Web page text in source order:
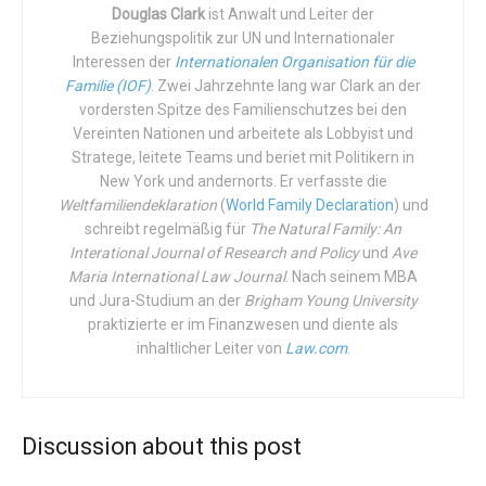
Mandanten Recht zu schaffen. Er will, dass sein Mandant
gewinnt, in der Hoffnung, dass das Gericht für die
Notwendigkeit einer Gesetzesänderung stimmen wird:
eine brisante Angelegenheit.
Die Lage ist so prekär, dass die Schottische
Familienpartei den Nachrichten auf ihren sozialen
Medienplattformen verbreitet hat und – wie man sich
vorstellen kann – harte Meinungsäußerungen nicht
ausblieben.
In den Medien bezeichnet ihre Mutter Ellie als „ein
fantastisches und lebhaftes Mädchen, das ihr ganzes
verliehenen Recht auf Leben ist das Bestreben der UN-
Charta von 1945, „den Glauben an die grundlegenden
Menschenrechte, an die Würde und den Wert der
menschlichen Person zu bekräftigen“ (Präambel), ein Ziel,
das mit der Allgemeinen Erklärung der Menschenrechte
von 1948 vorangetrieben wurde, als diese „die allen
Mitgliedern der menschlichen Familie innewohnende
Würde“ und „gleiche und unveräußerliche Rechte“
(Präambel) anerkannte und darauf bestand, dass „jeder
Mensch das Recht auf Leben, Freiheit und Sicherheit der
Person hat“ (Artikel 3). Die UNO ließ keinen Zweifel an der
Tragweite dieses Rechts, als sie in ihrer Erklärung der
Fürsorgemaßnahmen, einschließlich eines angemessenen
Douglas Clark ist Anwalt und Leiter der
Beziehungspolitik zur UN und Internationaler
Interessen der Internationalen Organisation für die
Familie (IOF). Zwei Jahrzehnte lang war Clark an der
vordersten Spitze des Familienschutzes bei den
Vereinten Nationen und arbeitete als Lobbyist und
Stratege, leitete Teams und beriet mit Politikern in
New York und andernorts. Er verfasste die
Weltfamiliendeklaration(World Family Declaration) und
schreibt regelmäßig für The Natural Family: An
Interational Journal of Research and Policyund Ave
Maria International Law Journal. Nach seinem MBA
und Jura-Studium an der Brigham Young University
praktizierte er im Finanzwesen und diente als
inhaltlicher Leiter von Law.com.
Discussion about this post